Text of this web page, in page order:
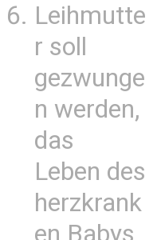
Leihmutte
r soll
gezwunge
n werden,
das
Leben des
herzkrank
en Babys